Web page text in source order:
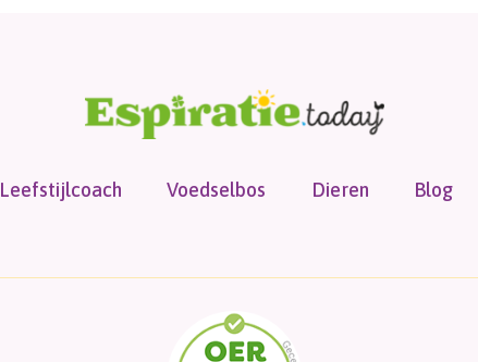
Leefstijlcoach Voedselbos Dieren Blog